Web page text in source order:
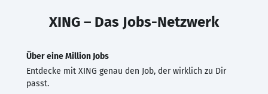
XING – Das Jobs-Netzwerk
Über eine Million Jobs
Entdecke mit XING genau den Job, der wirklich zu Dir
passt.